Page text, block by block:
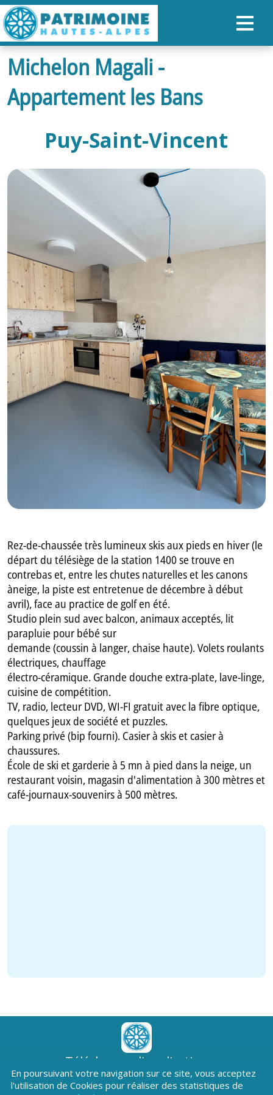
ACCUEIL
CARTE
PATRIMOINE
RANDONNÉES
ORGANISER SON SÉJOUR
FR
GB
IT
Michelon Magali -
Appartement les Bans
Puy-Saint-Vincent
Rez-de-chaussée très lumineux skis aux pieds en hiver (le
départ du télésiège de la station 1400 se trouve en
contrebas et, entre les chutes naturelles et les canons
àneige, la piste est entretenue de décembre à début
avril), face au practice de golf en été.
Studio plein sud avec balcon, animaux acceptés, lit
parapluie pour bébé sur
demande (coussin à langer, chaise haute). Volets roulants
électriques, chauffage
électro-céramique. Grande douche extra-plate, lave-linge,
cuisine de compétition.
TV, radio, lecteur DVD, WI-FI gratuit avec la fibre optique,
quelques jeux de société et puzzles.
Parking privé (bip fourni). Casier à skis et casier à
chaussures.
École de ski et garderie à 5 mn à pied dans la neige, un
restaurant voisin, magasin d'alimentation à 300 mètres et
café-journaux-souvenirs à 500 mètres.
Téléchargez l'application
Patrimoine Hautes-Alpes !
En poursuivant votre navigation sur ce site, vous acceptez
l'utilisation de Cookies pour réaliser des statistiques de